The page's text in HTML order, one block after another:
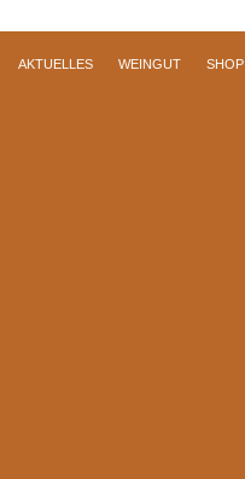
AKTUELLES WEINGUT SHOP